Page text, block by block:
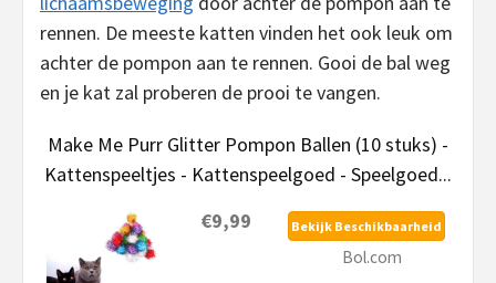
rennen. De meeste katten vinden het ook leuk om
achter de pompon aan te rennen. Gooi de bal weg
en je kat zal proberen de prooi te vangen.
Make Me Purr Glitter Pompon Ballen (10 stuks) -
Kattenspeeltjes - Kattenspeelgoed - Speelgoed...
€9,99
Bekijk Beschikbaarheid
Bol.com